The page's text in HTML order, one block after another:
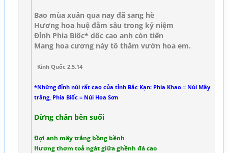
Bao mùa xuân qua nay đã sang hè
Hương hoa huệ đằm sâu trong kỷ niệm
Đỉnh Phia Biốc* dốc cao anh còn tiến
Mang hoa cương này tô thắm vườn hoa em.
Kinh Quốc 2.5.14
*Những đỉnh núi rất cao của tỉnh Bắc Kạn: Phia Khao = Núi Mây
trắng, Phia Biốc = Núi Hoa Sơn
Dừng chân bên suối
Đợi anh mây trắng bồng bềnh
Hương thơm toả ngát giữa ghềnh đá cao